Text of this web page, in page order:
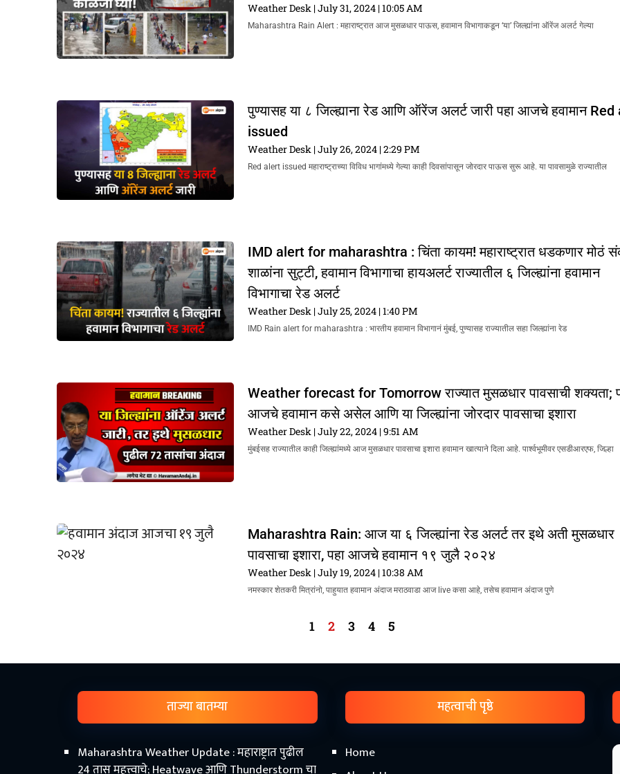
Weather Desk July 31, 2024 10:05 AM
Maharashtra Rain Alert : महाराष्ट्रात आज मुसळधार पाऊस, हवामान विभागाकडून ‘या’ जिल्ह्यांना ऑरेंज अलर्ट गेल्या
पुण्यासह या ८ जिल्ह्याना रेड आणि ऑरेंज अलर्ट जारी पहा आजचे हवामान
issued
Weather Desk July 26, 2024 2:29 PM
Red alert issued महाराष्ट्राच्या विविध भागांमध्ये गेल्या काही दिवसांपासून जोरदार पाऊस सुरू आहे. या पावसामुळे राज्यातील
IMD alert for maharashtra : चिंता कायम! महाराष्ट्रात धडकणार मोठं
शाळांना सुट्टी, हवामान विभागाचा हायअलर्ट राज्यातील ६ जिल्ह्यांना हवामान
विभागाचा रेड अलर्ट
Weather Desk July 25, 2024 1:40 PM
IMD Rain alert for maharashtra : भारतीय हवामान विभागानं मुंबई, पुण्यासह राज्यातील सहा जिल्ह्यांना रेड
Weather forecast for Tomorrow राज्यात मुसळधार पावसाची शक्यता;
आजचे हवामान कसे असेल आणि या जिल्ह्यांना जोरदार पावसाचा इशारा
Weather Desk July 22, 2024 9:51 AM
मुंबईसह राज्यातील काही जिल्ह्यांमध्ये आज मुसळधार पावसाचा इशारा हवामान खात्याने दिला आहे. पार्श्वभूमीवर एसडीआरएफ, जिल्हा
Maharashtra Rain: आज या ६ जिल्ह्यांना रेड अलर्ट तर इथे अती मुसळधार
पावसाचा इशारा, पहा आजचे हवामान १९ जुलै २०२४
Weather Desk July 19, 2024 10:38 AM
नमस्कार शेतकरी मित्रांनो, पाहुयात हवामान अंदाज मराठवाडा आज live कसा आहे, तसेच हवामान अंदाज पुणे
1 2 3 4 5
ताज्या बातम्या
Maharashtra Weather Update : महाराष्ट्रात पुढील
24 तास महत्त्वाचे; Heatwave आणि Thunderstorm चा
महत्वाची पृष्ठे
Home